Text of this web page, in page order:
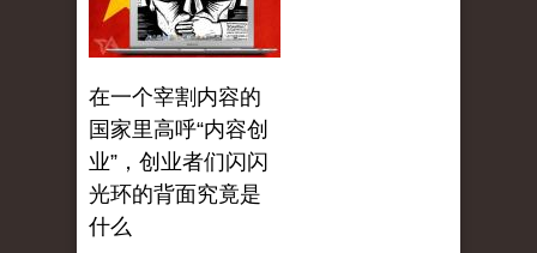
在一个宰割内容的
国家里高呼“内容创
业”，创业者们闪闪
光环的背面究竟是
什么